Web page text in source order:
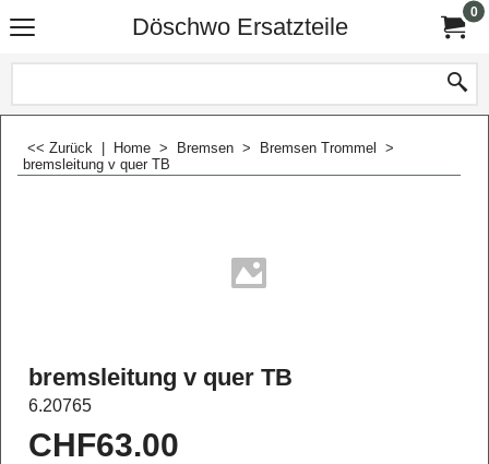
Döschwo Ersatzteile
0
<< Zurück Home > Bremsen > Bremsen Trommel
>
bremsleitung v quer TB
bremsleitung v quer TB
6.20765
CHF63.00